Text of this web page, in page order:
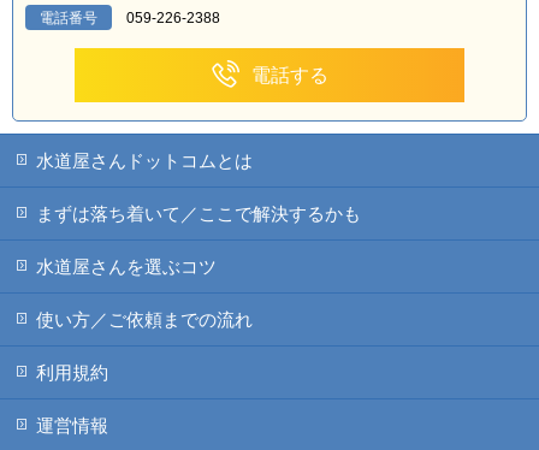
電話番号 059-226-2388
電話する
水道屋さんドットコムとは
まずは落ち着いて／ここで解決するかも
水道屋さんを選ぶコツ
使い方／ご依頼までの流れ
利用規約
運営情報